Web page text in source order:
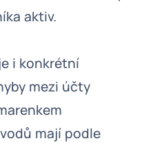
aktiv.
i konkrétní
mezi účty
mají podle